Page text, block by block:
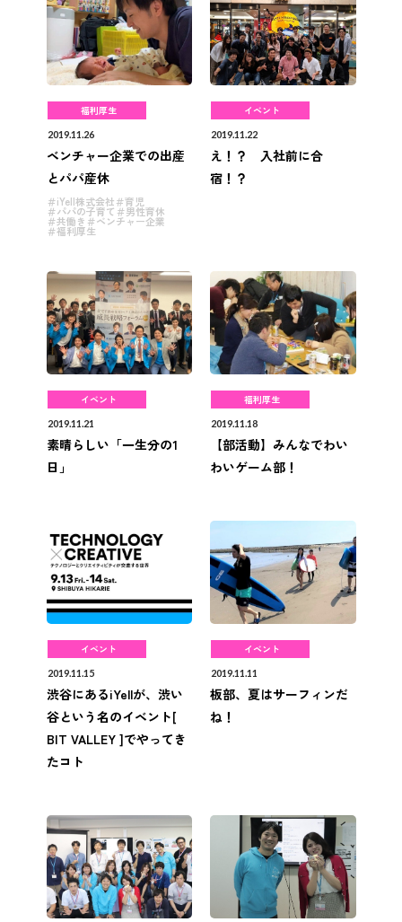
福利厚生
2019.11.26
ベンチャー企業での出産
とパパ産休
iYell株式会社 育児
パパの子育て 男性育休
共働き ベンチャー企業
福利厚生
イベント
2019.11.22
え！？ 入社前に合
宿！？
イベント
2019.11.21
素晴らしい「一生分の1
日」
福利厚生
2019.11.18
【部活動】みんなでわい
わいゲーム部！
イベント
2019.11.15
渋谷にあるiYellが、渋い
谷という名のイベント[
BIT VALLEY ]でやってき
たコト
イベント
2019.11.11
板部、夏はサーフィンだ
ね！